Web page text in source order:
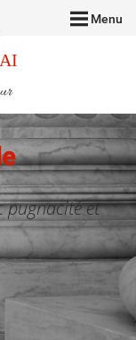
Menu
pugnacité et